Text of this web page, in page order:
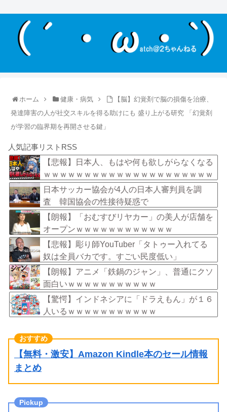
ホーム 健康・病気
【脳】幻覚剤で脳の損傷を治療、
発達障害の人が社交スキルを得る助けにも 盛り上がる研究 「幻覚剤
が学習の臨界期を再開させる鍵」
人気記事リストRSS
【悲報】日本人、もはや何も欲しがらなくなる
ｗｗｗｗｗｗｗｗｗｗｗｗｗｗｗｗｗｗｗｗｗ
ｗｗｗ
日本サッカー協会が4人の日本人審判員を調
査 韓国協会の性接待疑惑で
【朗報】「おむすびリヤカー」の美人が店舗を
オープンｗｗｗｗｗｗｗｗｗｗｗｗ
【悲報】彫り師YouTuber「タトゥー入れてる
奴は全員バカです。すごい民度低い」
【朗報】アニメ「鉄鍋のジャン」、普通にクソ
面白いｗｗｗｗｗｗｗｗｗｗｗ
【驚愕】インドネシアに「ドラえもん」が１６
人いるｗｗｗｗｗｗｗｗｗｗｗ
【無料・激安】Amazon Kindle本のセール情報
まとめ